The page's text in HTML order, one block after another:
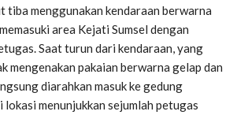
tiba menggunakan kendaraan berwarna
area Kejati Sumsel dengan
Saat turun dari kendaraan, yang
mengenakan pakaian berwarna gelap dan
diarahkan masuk ke gedung
lokasi menunjukkan sejumlah petugas